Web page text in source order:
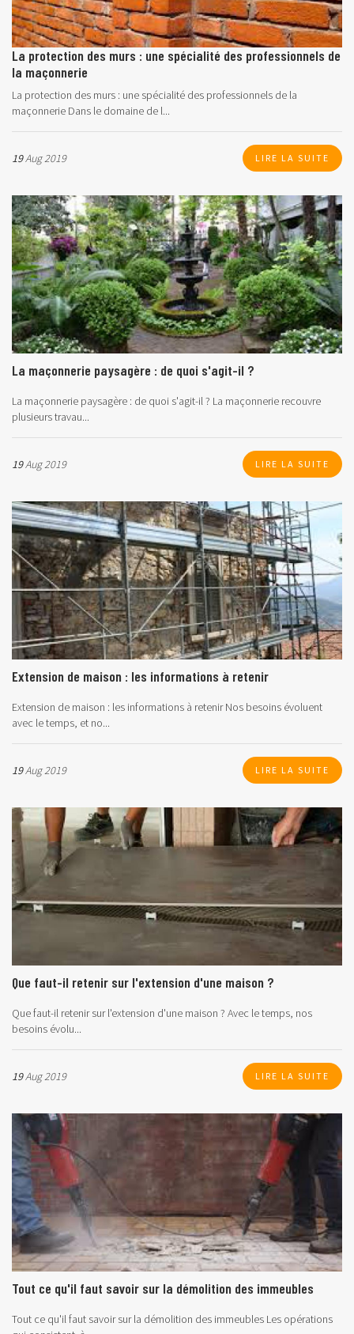
La protection des murs : une spécialité des professionnels de
la maçonnerie
La protection des murs : une spécialité des professionnels de la
maçonnerie Dans le domaine de l...
19Aug 2019 LIRE LA SUITE
La maçonnerie paysagère : de quoi s'agit-il ?
La maçonnerie paysagère : de quoi s'agit-il ? La maçonnerie recouvre
plusieurs travau...
19Aug 2019 LIRE LA SUITE
Extension de maison : les informations à retenir
Extension de maison : les informations à retenirNos besoins évoluent
avec le temps, et no...
19Aug 2019 LIRE LA SUITE
Que faut-il retenir sur l'extension d'une maison ?
Que faut-il retenir sur l'extension d'une maison ? Avec le temps, nos
besoins évolu...
19Aug 2019 LIRE LA SUITE
Tout ce qu'il faut savoir sur la démolition des immeubles
Tout ce qu'il faut savoir sur la démolition des immeubles Les opérations